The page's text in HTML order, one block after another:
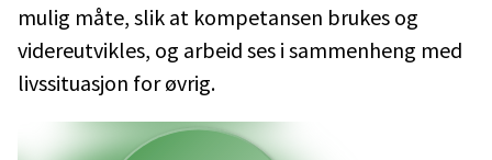
mulig måte, slik at kompetansen brukes og
videreutvikles, og arbeid ses i sammenheng med
livssituasjon for øvrig.